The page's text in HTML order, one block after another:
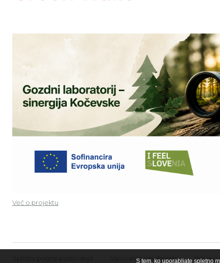
S tem, ko uporabljate spletno
Več o projektu
Varovanje zasebnosti Izjava